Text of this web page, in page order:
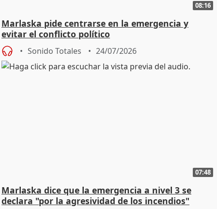
08:16
Marlaska pide centrarse en la emergencia y
evitar el conflicto político
Sonido Totales 24/07/2026
07:48
Marlaska dice que la emergencia a nivel 3 se
declara "por la agresividad de los incendios"